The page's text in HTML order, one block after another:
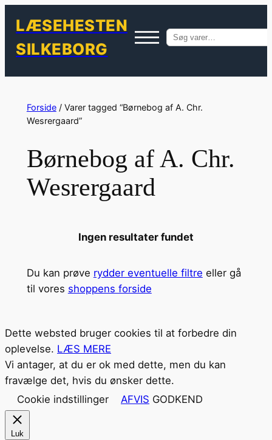
LÆSEHESTEN
SILKEBORG
Søg
indhold
Forside/ Varer tagged “Børnebog af A. Chr.
Wesrergaard”
Børnebog af A. Chr.
Wesrergaard
Ingen resultater fundet
Du kan prøve rydder eventuelle filtre eller gå
til vores shoppens forside
Dette websted bruger cookies til at forbedre din
oplevelse. LÆS MERE
Vi antager, at du er ok med dette, men du kan
fravælge det, hvis du ønsker dette.
Cookie indstillinger
AFVIS GODKEND
Luk